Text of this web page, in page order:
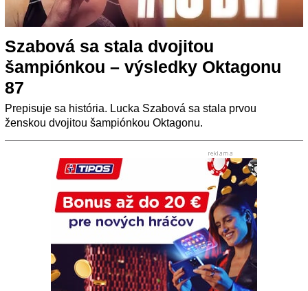
Szabová sa stala dvojitou
šampiónkou – výsledky Oktagonu
87
Prepisuje sa história. Lucka Szabová sa stala prvou
ženskou dvojitou šampiónkou Oktagonu.